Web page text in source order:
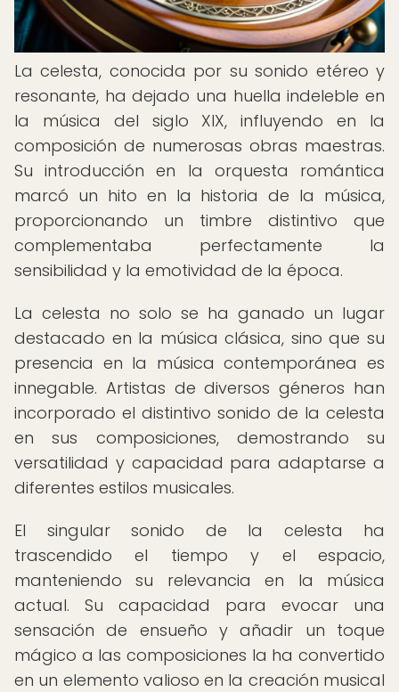
La celesta, conocida por su sonido etéreo y
resonante, ha dejado una huella indeleble en
la música del siglo XIX, influyendo en la
composición de numerosas obras maestras.
Su introducción en la orquesta romántica
marcó un hito en la historia de la música,
proporcionando un timbre distintivo que
complementaba perfectamente la
sensibilidad y la emotividad de la época.
La celesta no solo se ha ganado un lugar
destacado en la música clásica, sino que su
presencia en la música contemporánea es
innegable. Artistas de diversos géneros han
incorporado el distintivo sonido de la celesta
en sus composiciones, demostrando su
versatilidad y capacidad para adaptarse a
diferentes estilos musicales.
El singular sonido de la celesta ha
trascendido el tiempo y el espacio,
manteniendo su relevancia en la música
actual. Su capacidad para evocar una
sensación de ensueño y añadir un toque
mágico a las composiciones la ha convertido
en un elemento valioso en la creación musical